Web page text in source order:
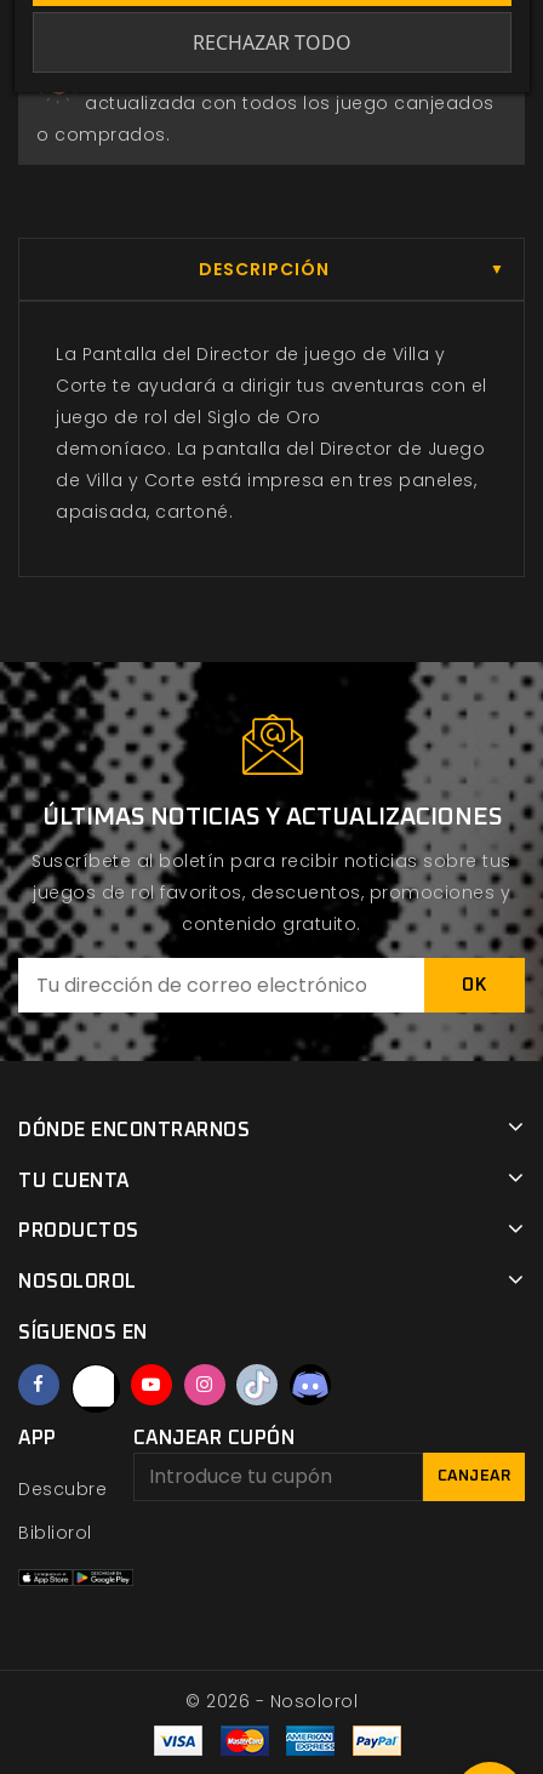
Biblioteca digital
actualizada con todos los juego canjeados
o comprados.
DESCRIPCIÓN ▼
La Pantalla del Director de juego de Villa y
Corte te ayudará a dirigir tus aventuras con el
juego de rol del Siglo de Oro
demoníaco. La pantalla del Director de Juego
de Villa y Corte está impresa en tres paneles,
apaisada, cartoné.
ÚLTIMAS NOTICIAS Y ACTUALIZACIONES
Suscríbete al boletín para recibir noticias sobre tus
juegos de rol favoritos, descuentos, promociones y
contenido gratuito.
DÓNDE ENCONTRARNOS
TU CUENTA
PRODUCTOS
NOSOLOROL
SÍGUENOS EN
RECHAZAR TODO
APP
Descubre
Bibliorol
CANJEAR CUPÓN
CANJEAR
© 2026 - Nosolorol